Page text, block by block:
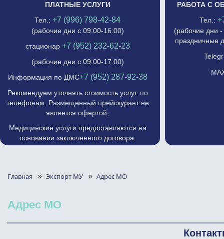
ПЛАТНЫЕ УСЛУГИ
Тел.: +7 (996) 798-42-84
(рабочие дни с 09:00-16:00)
стационар +7 (952) 232-62-23
(рабочие дни с 09:00-17:00)
Информация по ДМС+7 (952) 287-92-38
Рекомендуем уточнять стоимость услуг. по
телефонам. Размещенный прейскурант не
является офертой,
Медицинские услуги предоставляются на
основании заключенного договора.
РАБОТА С
Тел.:
(рабочие дни
праздничные
Главная » Экспорт МУ » Адрес МО
Адрес МО